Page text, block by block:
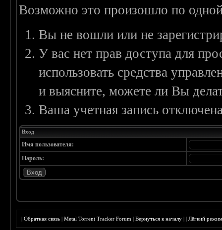
Возможно это произошло по
Вы не вошли или не
У вас нет прав доступа для
использовать средства
и выясните, можете ли Вы
Ваша учетная запись
Вход
Имя пользователя:
Пароль:
|Обратная связь |Metal Torrent Tracker Forum |Вернуться к началу ||Лёгкий